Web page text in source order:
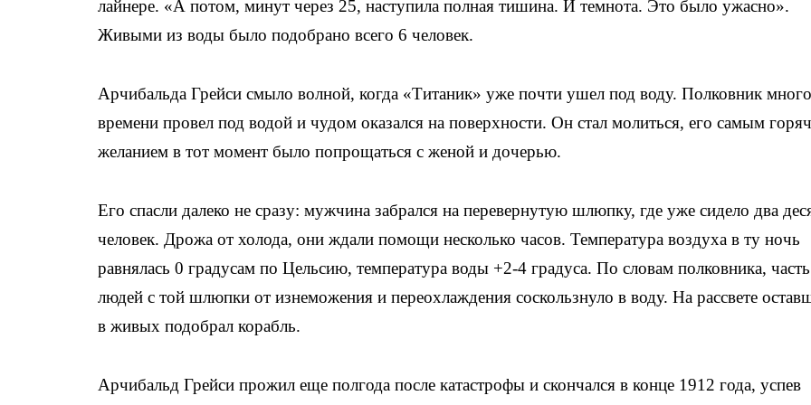
лайнере. «А потом, минут через 25, наступила полная тишина. И темнота. Это было ужасно».
Живыми из воды было подобрано всего 6 человек.
Арчибальда Грейси смыло волной, когда «Титаник» уже почти ушел под воду. Полковник много
времени провел под водой и чудом оказался на поверхности. Он стал молиться, его самым
желанием в тот момент было попрощаться с женой и дочерью.
Его спасли далеко не сразу: мужчина забрался на перевернутую шлюпку, где уже сидело два
человек. Дрожа от холода, они ждали помощи несколько часов. Температура воздуха в ту ночь
равнялась 0 градусам по Цельсию, температура воды +2-4 градуса. По словам полковника, часть
людей с той шлюпки от изнеможения и переохлаждения соскользнуло в воду. На рассвете
в живых подобрал корабль.
Арчибальд Грейси прожил еще полгода после катастрофы и скончался в конце 1912 года, успев